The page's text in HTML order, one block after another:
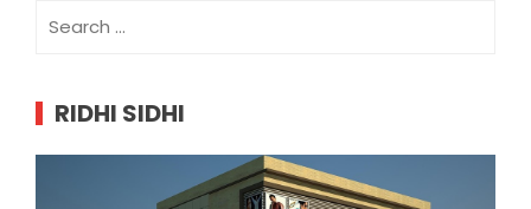
for:
RIDHI SIDHI